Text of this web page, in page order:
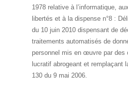
1978 relative à l’informatique,
libertés et à la dispense n°8 :
du 10 juin 2010 dispensant de
traitements automatisés de
personnel mis en œuvre par des
lucratif abrogeant et remplaçant
130 du 9 mai 2006.